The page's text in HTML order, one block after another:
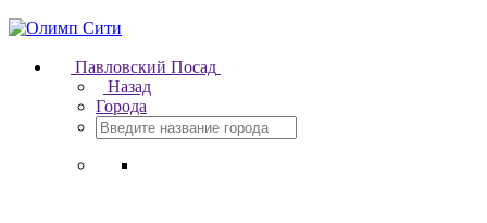
Павловский Посад
Назад
Города